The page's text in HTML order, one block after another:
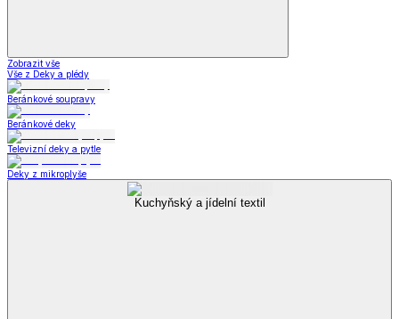
Zobrazit vše
Vše z Deky a plédy
Beránkové soupravy
Beránkové deky
Televizní deky a pytle
Deky z mikroplyše
Kuchyňský a jídelní textil